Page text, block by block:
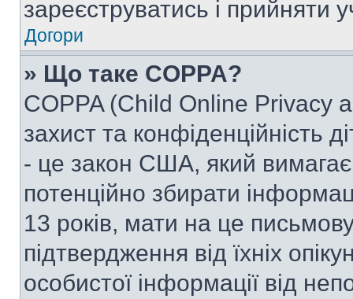
зареєструватись і прийняти
Догори
» Що таке COPPA?
COPPA (Child Online Privacy
захист та конфіденційність
- це закон США, який вимагає
потенційно збирати
13 років, мати на це письмову
підтвердження від їхніх
особистої інформації від